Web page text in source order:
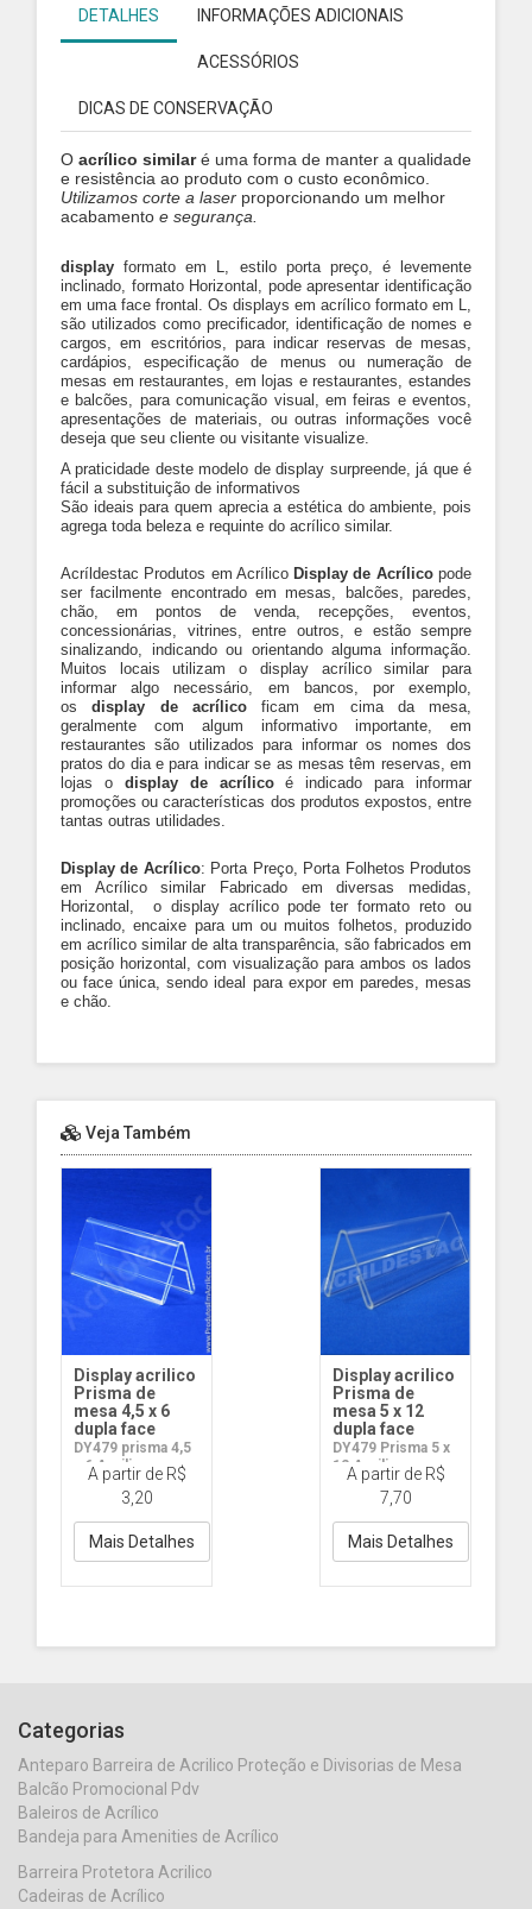
DETALHES INFORMAÇÕES ADICIONAIS
ACESSÓRIOS
DICAS DE CONSERVAÇÃO
O acrílico similaré uma forma de manter a qualidade
e resistência ao produto com o custo econômico.
Utilizamos corte a laser proporcionando um melhor
acabamento e segurança.
displayformato em L, estilo porta preço, é levemente
inclinado, formato Horizontal, pode apresentar identificação
em uma face frontal. Os displays em acrílico formato em L,
são utilizados como precificador, identificação de nomes e
cargos, em escritórios, para indicar reservas de mesas,
cardápios, especificação de menus ou numeração de
mesas em restaurantes, em lojas e restaurantes, estandes
e balcões, para comunicação visual, em feiras e eventos,
apresentações de materiais, ou outras informações você
deseja que seu cliente ou visitante visualize.
A praticidade deste modelo de display surpreende, já que é
fácil a substituição de informativos
São ideais para quem aprecia a estética do ambiente, pois
agrega toda beleza e requinte do acrílico similar.
Acríldestac Produtos em Acrílico Display de Acrílicopode
ser facilmente encontrado em mesas, balcões, paredes,
chão, em pontos de venda, recepções, eventos,
concessionárias, vitrines, entre outros, e estão sempre
sinalizando, indicando ou orientando alguma informação.
Muitos locais utilizam o display acrílico similar para
informar algo necessário, em bancos, por exemplo,
osdisplay de acrílico ficam em cima da mesa,
geralmente com algum informativo importante, em
restaurantes são utilizados para informar os nomes dos
pratos do dia e para indicar se as mesas têm reservas, em
lojas o display de acrílicoé indicado para informar
promoções ou características dos produtos expostos, entre
tantas outras utilidades.
Display de Acrílico: Porta Preço, Porta Folhetos Produtos
em Acrílico similar Fabricado em diversas medidas,
Horizontal, o display acrílico pode ter formato reto ou
inclinado, encaixe para um ou muitos folhetos, produzido
em acrílico similar de alta transparência, são fabricados em
posição horizontal, com visualização para ambos os lados
ou face única, sendo ideal para expor em paredes, mesas
e chão.
Veja Também
Display acrilico
Prisma de
mesa 4,5 x 6
dupla face
DY479 prisma 4,5
x 6 Acrilico
A partir de R$
3,20
Mais Detalhes
Display acrilico
Prisma de
mesa 5 x 12
dupla face
DY479 Prisma 5 x
12 Acrilico
A partir de R$
7,70
Mais Detalhes
Categorias
Anteparo Barreira de Acrilico Proteção e Divisorias de Mesa
Balcão Promocional Pdv
Baleiros de Acrílico
Bandeja para Amenities de Acrílico
Barreira Protetora Acrilico
Cadeiras de Acrílico